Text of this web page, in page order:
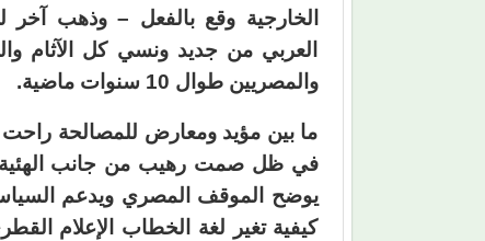
الخارجية وقع بالفعل – وذهب
العربي من جديد ونسي كل الآثام
والمصريين طوال 10 سنوات ماضية.
ما بين مؤيد ومعارض للمصالحة راحت
في ظل صمت رهيب من جانب الهئية
يوضح الموقف المصري ويدعم
كيفية تغير لغة الخطاب الإعلام